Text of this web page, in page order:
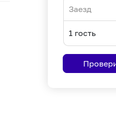
forward
interact
with